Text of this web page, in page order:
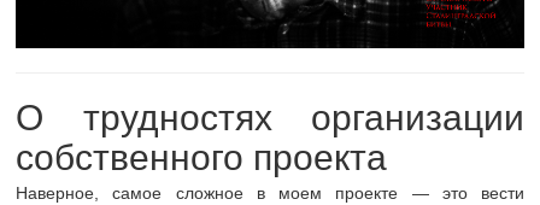
О трудностях организации
собственного проекта
Наверное, самое сложное в моем проекте — это вести